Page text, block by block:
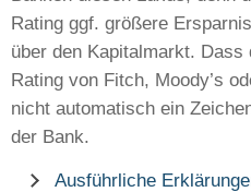
Rating ggf. größere
über den Kapitalmarkt. Dass
Rating von Fitch, Moody’s
nicht automatisch ein
der Bank.
Ausführliche